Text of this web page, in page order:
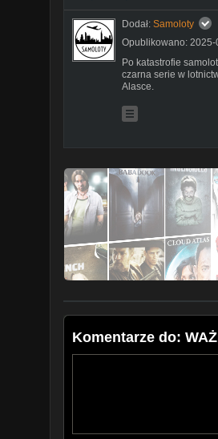
Dodał: Samoloty
Opublikowano: 2025-
Po katastrofie
czarna serie w
Alasce.
Komentarze do: